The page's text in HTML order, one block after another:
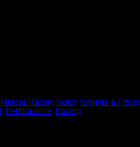
Marcas Racing Motor, Nipleria & Fitting
Performance Racing